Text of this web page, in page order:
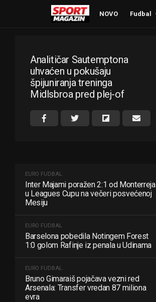
NOVO Fudbal
Analitičar Sautemptona
uhvaćen u pokušaju
špijuniranja treninga
Midlsbroa pred plej-of
EURO FUDBAL
Inter Majami poražen 2:1 od Monterreja
u Leagues Cupu na večeri posvećenoj
Mesiju
EURO FUDBAL
Barselona pobedila Notingem Forest
1:0 golom Rafinje iz penala u Udinama
EURO FUDBAL
Bruno Gimaraiš pojačava vezni red
Arsenala: Transfer vredan 87 miliona
evra